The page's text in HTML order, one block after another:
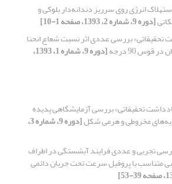
انرژی روی سرریز دندانه‌دار بلوکی و
[دوره 9، شماره 2، 1393، صفحه 1-10]
تحقیقاتی» بررسی عددی اثر نسبت شعاع انحنا
90 درجه [دوره 9، شماره 1، 1393،
تحقیقاتی» بررسی آزمایشگاهی پدیده
مخروطی و هرمی شکل [دوره 9، شماره 3،
تجربی و عددی فرایند آبشستگی در اطراف
متناسب با پروفیل سرعت تحت جریان دائمی